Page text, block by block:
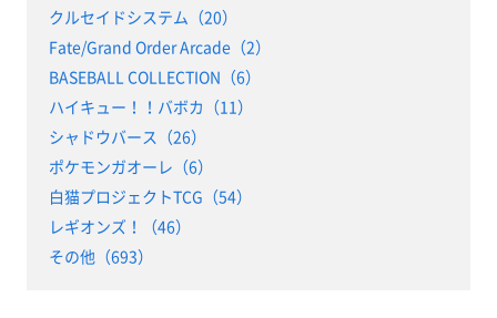
クルセイドシステム（20）
Fate/Grand Order Arcade（2）
BASEBALL COLLECTION（6）
ハイキュー！！バボカ（11）
シャドウバース（26）
ポケモンガオーレ（6）
白猫プロジェクトTCG（54）
レギオンズ！（46）
その他（693）